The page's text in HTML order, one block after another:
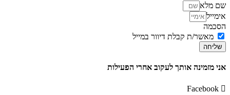
שם מלא
אימייל
הסכמה
מאשר/ת קבלת דיוור במייל
שליחה
אני מזמינה אותך לעקוב אחרי הפעילות
Facebook